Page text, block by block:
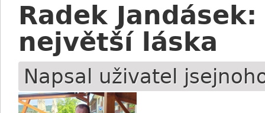
Radek
největší láska
Napsal uživatel